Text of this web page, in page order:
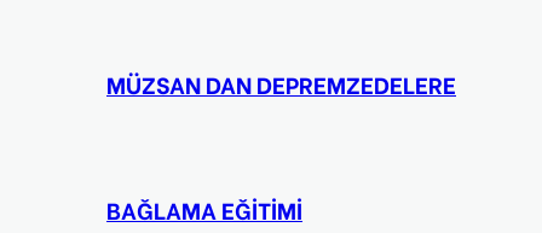
MÜZSAN DAN DEPREMZEDELERE
BAĞLAMA EĞİTİMİ